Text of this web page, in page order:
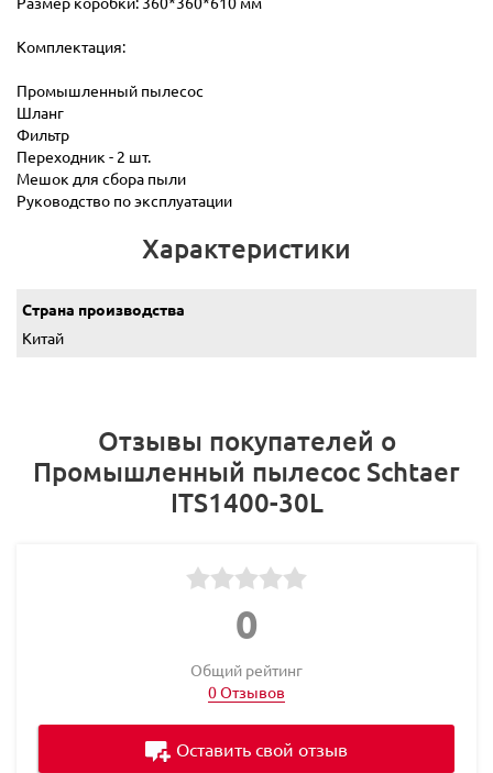
Комплектация:
Промышленный пылесос
Шланг
Фильтр
Переходник - 2 шт.
Мешок для сбора пыли
Руководство по эксплуатации
Характеристики
Страна производства
Китай
Отзывы покупателей о
Промышленный пылесос Schtaer
ITS1400-30L
0
Общий рейтинг
0 Отзывов
Оставить свой отзыв